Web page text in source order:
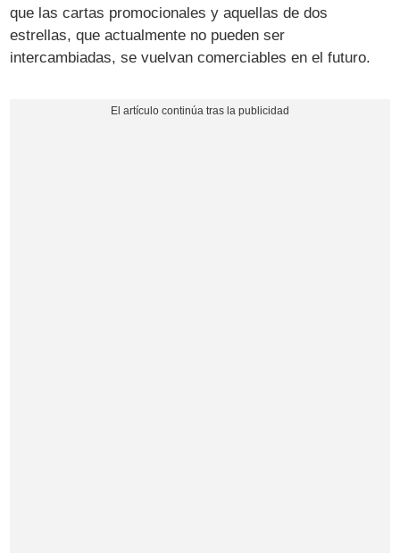
que las cartas promocionales y aquellas de dos
estrellas, que actualmente no pueden ser
intercambiadas, se vuelvan comerciables en el futuro.